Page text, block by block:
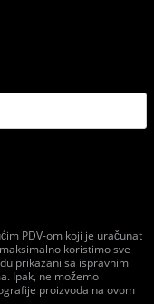
PDV-om koji je uračunat
koristimo sve
prikazani sa ispravnim
Ipak, ne možemo
proizvoda na ovom